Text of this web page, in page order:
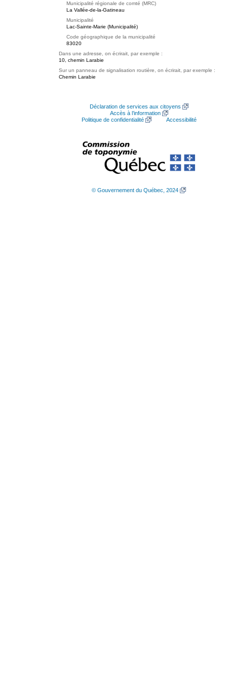
Municipalité régionale de comté (MRC)
La Vallée-de-la-Gatineau
Municipalité
Lac-Sainte-Marie (Municipalité)
Code géographique de la municipalité
83020
Dans une adresse, on écrirait, par exemple :
10, chemin Larabie
Sur un panneau de signalisation routière, on écrirait, par exemple :
Chemin Larabie
Déclaration de services aux citoyens
Accès à l’information
Politique de confidentialité
Accessibilité
© Gouvernement du Québec, 2024